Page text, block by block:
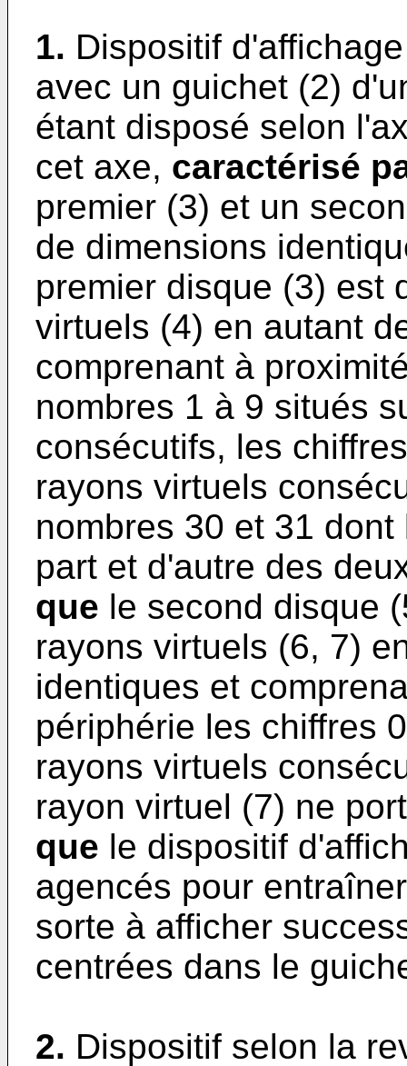
1. Dispositif
avec un guichet (2)
étant disposé selon
cet axe, caractérisé
premier (3) et un
de dimensions
premier disque (3) est
virtuels (4) en autant
comprenant à
nombres 1 à 9 situés
consécutifs, les
rayons virtuels
nombres 30 et 31
part et d'autre des
que le second disque
rayons virtuels (6, 7)
identiques et
périphérie les chiffres
rayons virtuels
rayon virtuel (7) ne
que le dispositif
agencés pour
sorte à afficher
centrées dans le
2. Dispositif selon la